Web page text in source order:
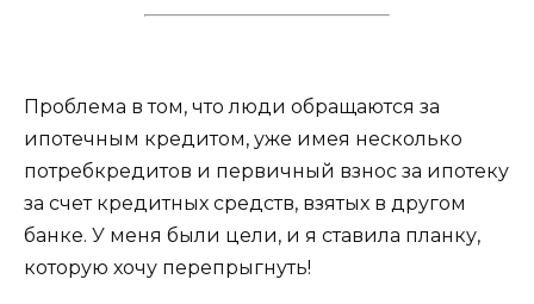
Проблема в том, что люди обращаются за
ипотечным кредитом, уже имея несколько
потребкредитов и первичный взнос за ипотеку
за счет кредитных средств, взятых в другом
банке. У меня были цели, и я ставила планку,
которую хочу перепрыгнуть!